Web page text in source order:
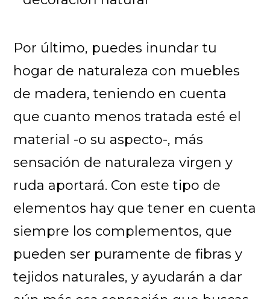
Por último, puedes inundar tu
hogar de naturaleza con muebles
de madera, teniendo en cuenta
que cuanto menos tratada esté el
material -o su aspecto-, más
sensación de naturaleza virgen y
ruda aportará. Con este tipo de
elementos hay que tener en cuenta
siempre los complementos, que
pueden ser puramente de fibras y
tejidos naturales, y ayudarán a dar